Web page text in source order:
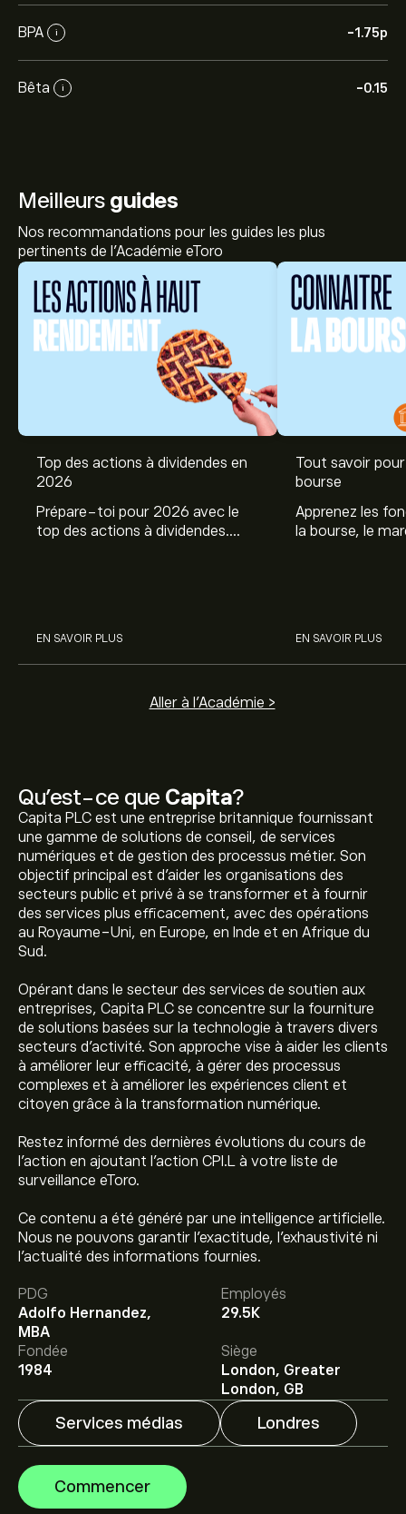
BPA i -1.75‎p‎
Bêta i -0.15
Qu’est-ce que Capita?
Capita PLC est une entreprise britannique fournissant
une gamme de solutions de conseil, de services
numériques et de gestion des processus métier. Son
objectif principal est d'aider les organisations des
secteurs public et privé à se transformer et à fournir
des services plus efficacement, avec des opérations
au Royaume-Uni, en Europe, en Inde et en Afrique du
Sud.
Opérant dans le secteur des services de soutien aux
entreprises, Capita PLC se concentre sur la fourniture
de solutions basées sur la technologie à travers divers
secteurs d'activité. Son approche vise à aider les clients
à améliorer leur efficacité, à gérer des processus
complexes et à améliorer les expériences client et
citoyen grâce à la transformation numérique.
Restez informé des dernières évolutions du cours de
l'action en ajoutant l'action CPI.L à votre liste de
surveillance eToro.
Ce contenu a été généré par une intelligence artificielle.
Nous ne pouvons garantir l’exactitude, l’exhaustivité ni
l’actualité des informations fournies.
PDG
Adolfo Hernandez,
MBA
Employés
29.5K
Fondée
1984
Siège
London, Greater
London, GB
Services médias Londres
Commencer
Meilleurs guides
Nos recommandations pour les guides les plus
pertinents de l'Académie eToro
Top des actions à dividendes en
2026
Prépare-toi pour 2026 avec le
top des actions à dividendes.
EN SAVOIR PLUS
Tout savoir
bourse
Apprenez les
la bourse, le
EN SAVOIR PLUS
Aller à l'Académie >
Le prix actuel de l'action CPI.L est de 264.0000‎p‎.
Le prix cible moyen pour l'action Capita est de
264.0000‎p‎.
prévisions détaillées des analystes et les prix cibles.
Les analystes offrent des prévisions pour l'action
Capita en se basant sur les tendances du marché, les
rapports financiers et la croissance anticipée.
mouvements de prix futurs.